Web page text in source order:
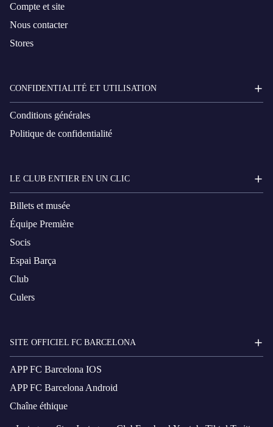
Compte et site
Nous contacter
Stores
CONFIDENTIALITÉ ET UTILISATION
Conditions générales
Politique de confidentialité
LE CLUB ENTIER EN UN CLIC
Billets et musée
Équipe Première
Socis
Espai Barça
Club
Culers
SITE OFFICIEL FC BARCELONA
APP FC Barcelona IOS
APP FC Barcelona Android
Chaîne éthique